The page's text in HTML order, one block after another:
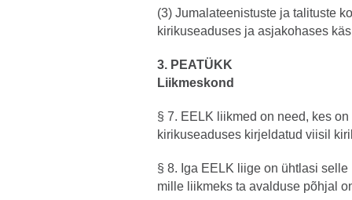
(3) Jumalateenistuste ja talituste
kirikuseaduses ja asjakohases
3. PEATÜKK
Liikmeskond
§ 7. EELK liikmed on need, kes
kirikuseaduses kirjeldatud viisil
§ 8. Iga EELK liige on ühtlasi
mille liikmeks ta avalduse põhjal